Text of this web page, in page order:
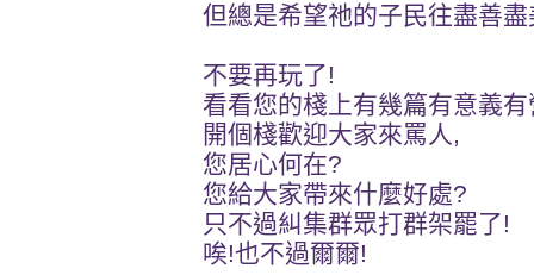
但總是希望祂的子民往盡善
不要再玩了!
看看您的棧上有幾篇有意義
開個棧歡迎大家來罵人,
您居心何在?
您給大家帶來什麼好處?
只不過糾集群眾打群架罷了!
唉!也不過爾爾!